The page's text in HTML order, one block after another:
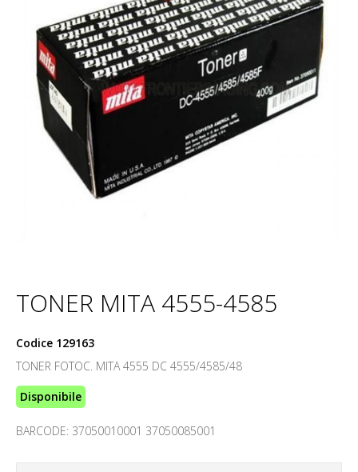
TONER MITA 4555-4585
Codice 129163
TONER FOTOC. MITA 4555 DC 4555/4585/48
Disponibile
BARCODE: 37050010001 37050085001